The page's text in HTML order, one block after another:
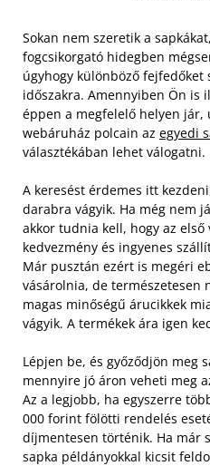
Sokan nem szeretik a
fogcsikorgató hidegben
úgyhogy különböző fejfedőket
időszakra. Amennyiben Ön is
éppen a megfelelő helyen jár,
webáruház polcain az egyedi
választékában lehet válogatni.
A keresést érdemes itt
darabra vágyik. Ha még nem
akkor tudnia kell, hogy az első
kedvezmény és ingyenes
Már pusztán ezért is megéri
vásárolnia, de természetesen
magas minőségű árucikkek
vágyik. A termékek ára igen
Lépjen be, és győződjön meg
mennyire jó áron veheti meg
Az a legjobb, ha egyszerre
000 forint fölötti rendelés
díjmentesen történik. Ha már
sapka példányokkal kicsit